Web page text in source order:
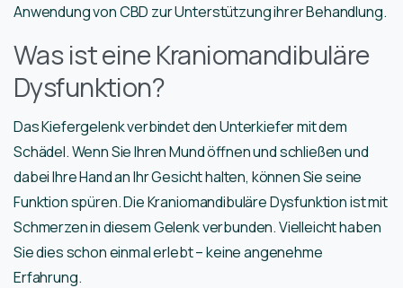
Anwendung von CBD zur Unterstützung ihrer Behandlung.
Was ist eine Kraniomandibuläre
Dysfunktion?
Das Kiefergelenk verbindet den Unterkiefer mit dem
Schädel. Wenn Sie Ihren Mund öffnen und schließen und
dabei Ihre Hand an Ihr Gesicht halten, können Sie seine
Funktion spüren. Die Kraniomandibuläre Dysfunktion ist mit
Schmerzen in diesem Gelenk verbunden. Vielleicht haben
Sie dies schon einmal erlebt – keine angenehme
Erfahrung.